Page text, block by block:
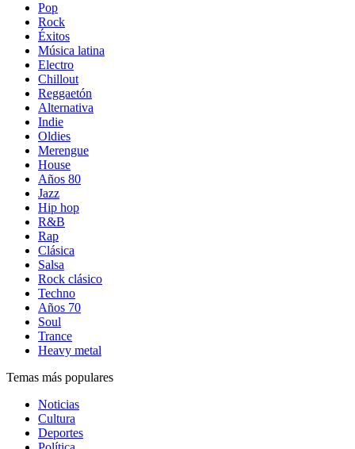
Pop
Rock
Éxitos
Música latina
Electro
Chillout
Reggaetón
Alternativa
Indie
Oldies
Merengue
House
Años 80
Jazz
Hip hop
R&B
Rap
Clásica
Salsa
Rock clásico
Techno
Años 70
Soul
Trance
Heavy metal
Temas más populares
Noticias
Cultura
Deportes